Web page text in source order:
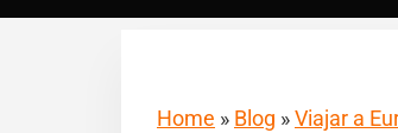
Home » Blog »Viajar a